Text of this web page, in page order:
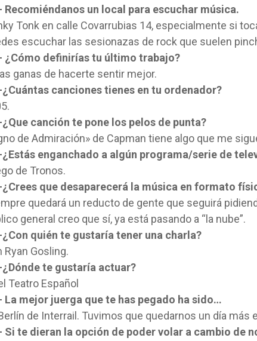
Recomiéndanos un local para escuchar música.
Tonk en calle Covarrubias 14, especialmente si
escuchar las sesionazas de rock que suelen
¿Cómo definirías tu último trabajo?
ganas de hacerte sentir mejor.
¿Cuántas canciones tienes en tu ordenador?
¿Que canción te pone los pelos de punta?
de Admiración» de Capman tiene algo que me
¿Estás enganchado a algún programa/serie de
de Tronos.
¿Crees que desaparecerá la música en formato
quedará un reducto de gente que seguirá
general creo que sí, ya está pasando a “la nube”.
¿Con quién te gustaría tener una charla?
Ryan Gosling.
¿Dónde te gustaría actuar?
Teatro Español
La mejor juerga que te has pegado ha sido…
de Interrail. Tuvimos que quedarnos un día más
Si te dieran la opción de poder volar a cambio de